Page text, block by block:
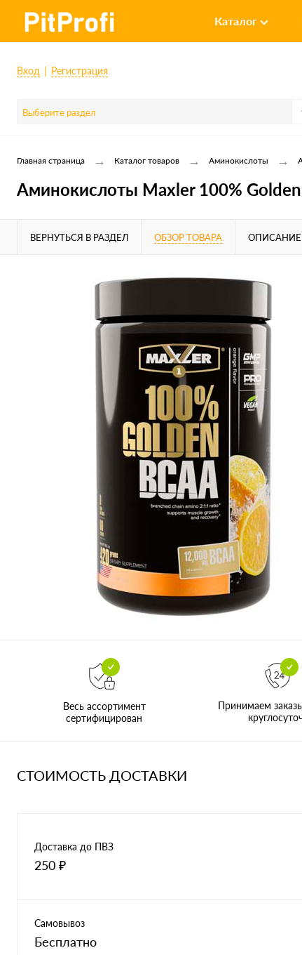
Каталог
Вход Регистрация
Выберите раздел
Главная страница → Каталог товаров → Аминокислоты →
Аминокислоты Maxler 100% Golden
ВЕРНУТЬСЯ В РАЗДЕЛ ОБЗОР ТОВАРА ОПИСАНИЕ
Весь ассортимент
сертифицирован
Принимаем
СТОИМОСТЬ ДОСТАВКИ
Доставка до ПВЗ
250 ₽
Самовывоз
Бесплатно